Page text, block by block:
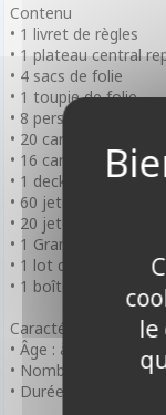
Contenu
• 1 livret de règles
• 1 plateau central
• 4 sacs de folie
• 1 toupie de folie
• 8 personnages
• 20 cartes Lieu
• 16 cartes Portail
• 1 deck
• 60 jetons de folie
• 20 jetons Shambler
• 1 Grand Ancien
• 1 lot de cubes et
• 1 boîte compacte
Caractéristiques
• Âge : à partir de 14
• Nombre de
• Durée de Partie :
le